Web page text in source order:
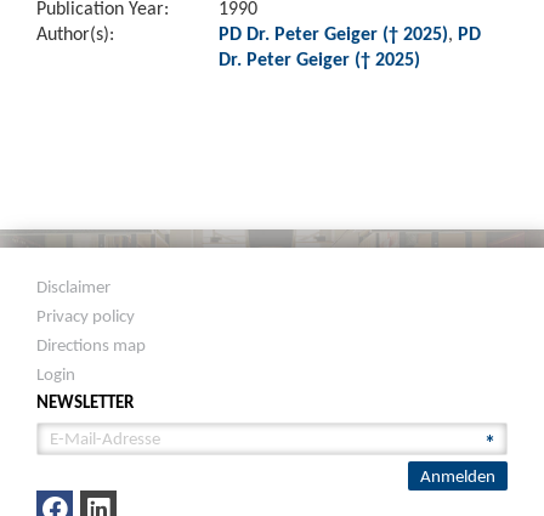
Publication Year:
1990
Author(s):
PD Dr. Peter Geiger († 2025), PD
Dr. Peter Geiger († 2025)
Disclaimer
Privacy policy
Directions map
Login
NEWSLETTER